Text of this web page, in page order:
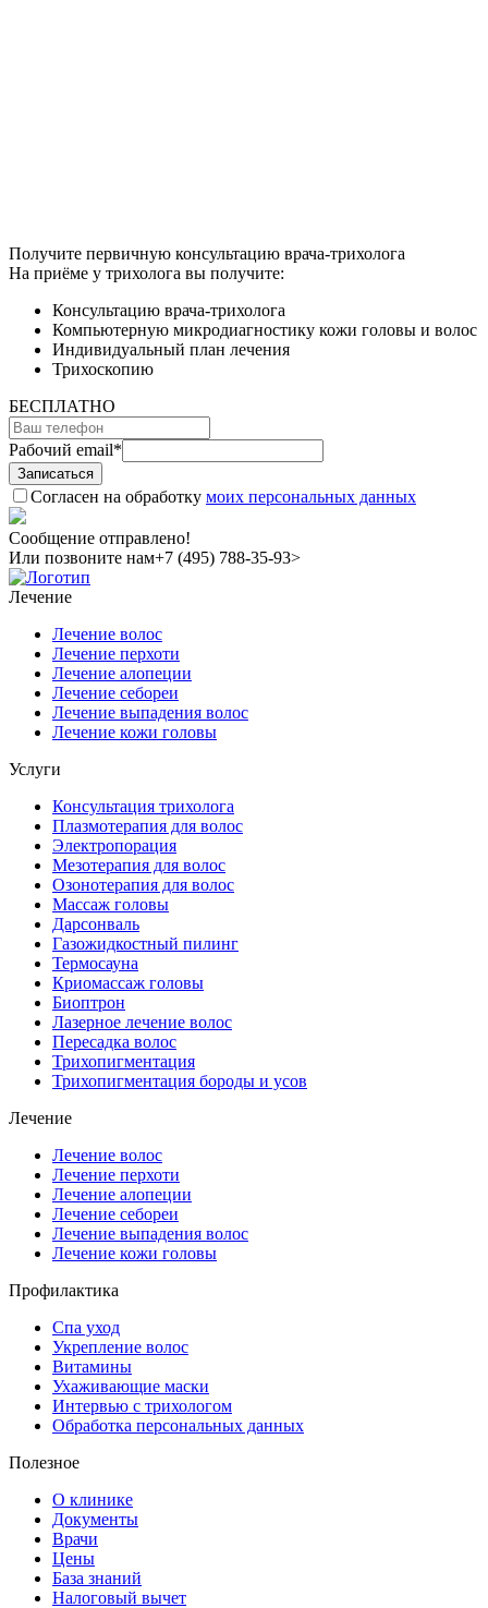
Получите первичную консультацию врача-трихолога
На приёме у трихолога вы получите:
Консультацию врача-трихолога
Компьютерную микродиагностику кожи головы и волос
Индивидуальный план лечения
Трихоскопию
БЕСПЛАТНО
Рабочий email*
Согласен на обработку моих персональных данных
Сообщение отправлено!
Или позвоните нам+7 (495) 788-35-93>
Лечение
Лечение волос
Лечение перхоти
Лечение алопеции
Лечение себореи
Лечение выпадения волос
Лечение кожи головы
Услуги
Консультация трихолога
Плазмотерапия для волос
Электропорация
Мезотерапия для волос
Озонотерапия для волос
Массаж головы
Дарсонваль
Газожидкостный пилинг
Термосауна
Криомассаж головы
Биоптрон
Лазерное лечение волос
Пересадка волос
Трихопигментация
Трихопигментация бороды и усов
Лечение
Лечение волос
Лечение перхоти
Лечение алопеции
Лечение себореи
Лечение выпадения волос
Лечение кожи головы
Профилактика
Спа уход
Укрепление волос
Витамины
Ухаживающие маски
Интервью с трихологом
Обработка персональных данных
Полезное
О клинике
Документы
Врачи
Цены
База знаний
Налоговый вычет